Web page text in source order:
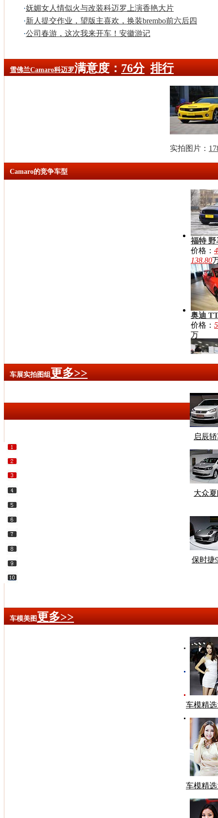
·妩媚女人情似火与改装科迈罗上演香艳大片
·新人提交作业，望版主喜欢，换装brembo前六后四
·公司春游，这次我来开车！安徽游记
雪佛兰Camaro科迈罗满意度：76分 排行
实拍图片：
级别：跑车
油耗：
今日市场报
目前共有103 篇
Camaro的竞争车型
福特 野
价格：
138.80
奥迪
价格：
万
价格：
万
奔驰
价格：
万
车展实拍图组 更多>>
启辰
大众
保时捷
车模美图更多>>
车模精
车模精